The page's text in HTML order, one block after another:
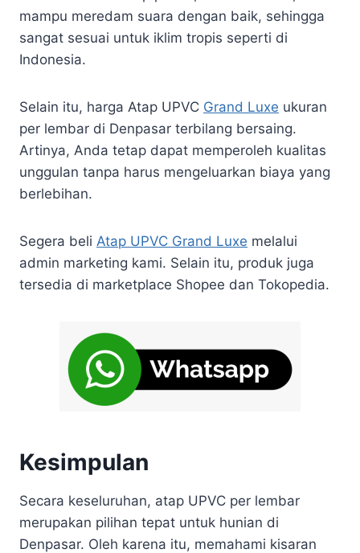
mampu meredam suara dengan baik, sehingga
sangat sesuai untuk iklim tropis seperti di
Indonesia.
Selain itu, harga Atap UPVC Grand Luxe ukuran
per lembar di Denpasar terbilang bersaing.
Artinya, Anda tetap dapat memperoleh kualitas
unggulan tanpa harus mengeluarkan biaya yang
berlebihan.
Segera beli Atap UPVC Grand Luxe melalui
admin marketing kami. Selain itu, produk juga
tersedia di marketplace Shopee dan Tokopedia.
Kesimpulan
Secara keseluruhan, atap UPVC per lembar
merupakan pilihan tepat untuk hunian di
Denpasar. Oleh karena itu, memahami kisaran